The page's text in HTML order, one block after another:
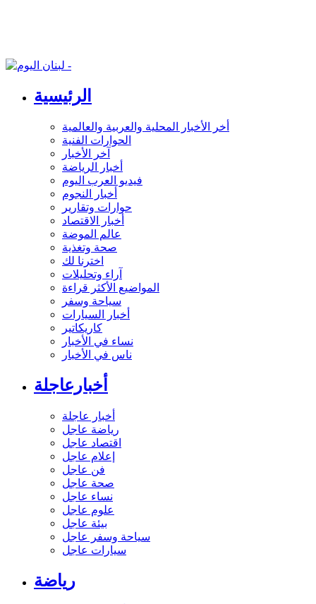
الرئيسية
أخر الأخبار المحلية والعربية والعالمية
الحوارات الفنية
آخر الأخبار
أخبار الرياضة
فيديو العرب اليوم
أخبار النجوم
حوارات وتقارير
أخبار الاقتصاد
عالم الموضة
صحة وتغذية
اخترنا لك
آراء وتحليلات
المواضيع الأكثر قراءة
سياحة وسفر
أخبار السيارات
كاريكاتير
نساء في الأخبار
ناس في الأخبار
أخبارعاجلة
أخبار عاجلة
رياضة عاجل
اقتصاد عاجل
إعلام عاجل
فن عاجل
صحة عاجل
نساء عاجل
علوم عاجل
بيئة عاجل
سياحة وسفر عاجل
سيارات عاجل
رياضة